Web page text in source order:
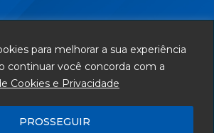
para melhorar a sua experiência
continuar você concorda com a
Cookies e Privacidade
PROSSEGUIR